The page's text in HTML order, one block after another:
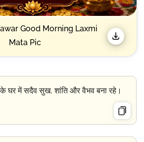
Good Morning Laxmi
Mata Pic
घर में सदैव सुख, शांति और वैभव बना रहे।